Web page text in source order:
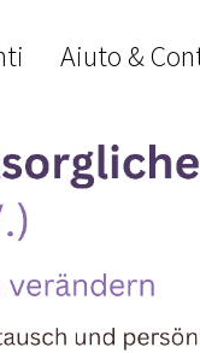
Aiuto &